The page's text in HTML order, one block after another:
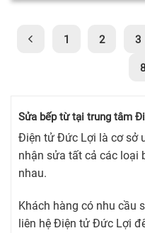
1 2 3
8
Sửa bếp từ tại trung tâm
Điện tử Đức Lợi là cơ sở
nhận sửa tất cả các loại
nhau.
Khách hàng có nhu cầu
liên hệ Điện tử Đức Lợi